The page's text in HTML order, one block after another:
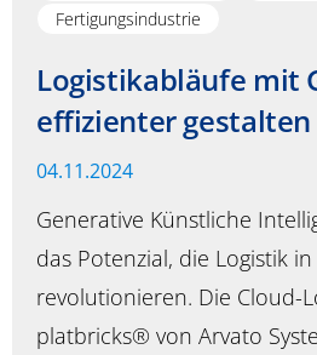
Fertigungsindustrie
Logistikabläufe mit
effizienter gestalten
04.11.2024
Generative Künstliche
das Potenzial, die Logistik
revolutionieren. Die Cloud-
platbricks® von Arvato